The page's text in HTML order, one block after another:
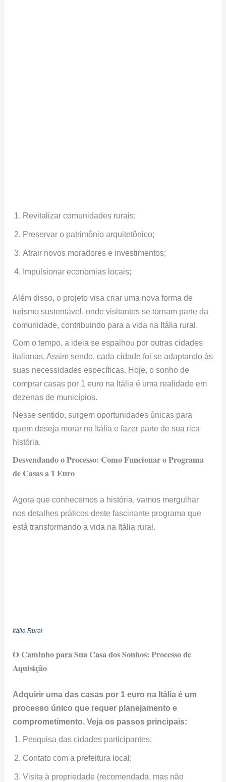
Revitalizar comunidades rurais;
Preservar o patrimônio arquitetônico;
Atrair novos moradores e investimentos;
Impulsionar economias locais;
Além disso, o projeto visa criar uma nova forma de
turismo sustentável, onde visitantes se tornam parte da
comunidade, contribuindo para a vida na Itália rural.
Com o tempo, a ideia se espalhou por outras cidades
italianas. Assim sendo, cada cidade foi se adaptando às
suas necessidades específicas. Hoje, o sonho de
comprar casas por 1 euro na Itália é uma realidade em
dezenas de municípios.
Nesse sentido, surgem oportunidades únicas para
quem deseja morar na Itália e fazer parte de sua rica
história.
Desvendando o Processo: Como Funcionar o Programa
de Casas a 1 Euro
Agora que conhecemos a história, vamos mergulhar
nos detalhes práticos deste fascinante programa que
está transformando a vida na Itália rural.
Itália Rural
O Caminho para Sua Casa dos Sonhos: Processo de
Aquisição
Adquirir uma das casas por 1 euro na Itália é um
processo único que requer planejamento e
comprometimento. Veja os passos principais:
Pesquisa das cidades participantes;
Contato com a prefeitura local;
Visita à propriedade (recomendada, mas não